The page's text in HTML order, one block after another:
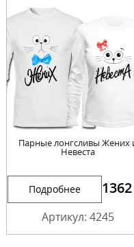
Парные лонгсливы Жених
Невеста
Подробнее 1362
Артикул: 4245